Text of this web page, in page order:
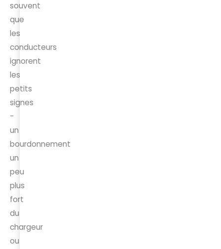
souvent
que
les
conducteurs
ignorent
les
petits
signes
-
un
bourdonnement
un
peu
plus
fort
du
chargeur
ou